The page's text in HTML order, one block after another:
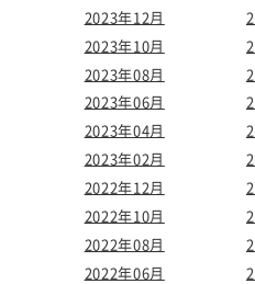
2023年12月
2023年10月
2023年08月
2023年06月
2023年04月
2023年02月
2022年12月
2022年10月
2022年08月
2022年06月